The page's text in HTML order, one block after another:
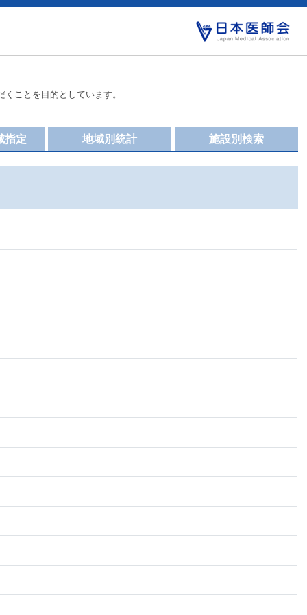
ことを目的としています。
施設別検索
地域別統計
指定